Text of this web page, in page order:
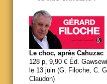
Le choc, après Cahuzac
128 p, 9,90 € Éd.
le 13 juin (G. Filoche, C.
Claudon)